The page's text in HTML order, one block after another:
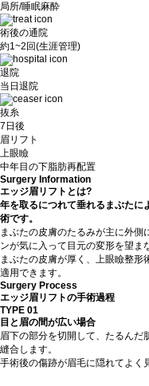
局所/睡眠麻酔
術後の通院
約1~2回(生涯管理)
退院
当日退院
抜糸
7日後
眉リフト
上眼瞼
中年目の下脂肪再配置
Surgery Information
エッジ眉リフトとは?
年を取るにつれて垂れるまぶたに
術です。
まぶたの皮膚のたるみが主に外側
ンが気に入って目元の変形を望ま
まぶたの皮膚が厚く、上眼瞼整
適用できます。
Surgery Process
エッジ眉リフトの手術過程
TYPE 01
目と眉の間が広い場合
眉下の部分を切開して、たるんだ
縫合します。
手術後の傷跡が眉毛に隠れてよく